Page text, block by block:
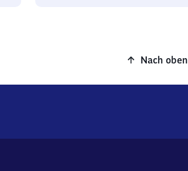
Nach oben